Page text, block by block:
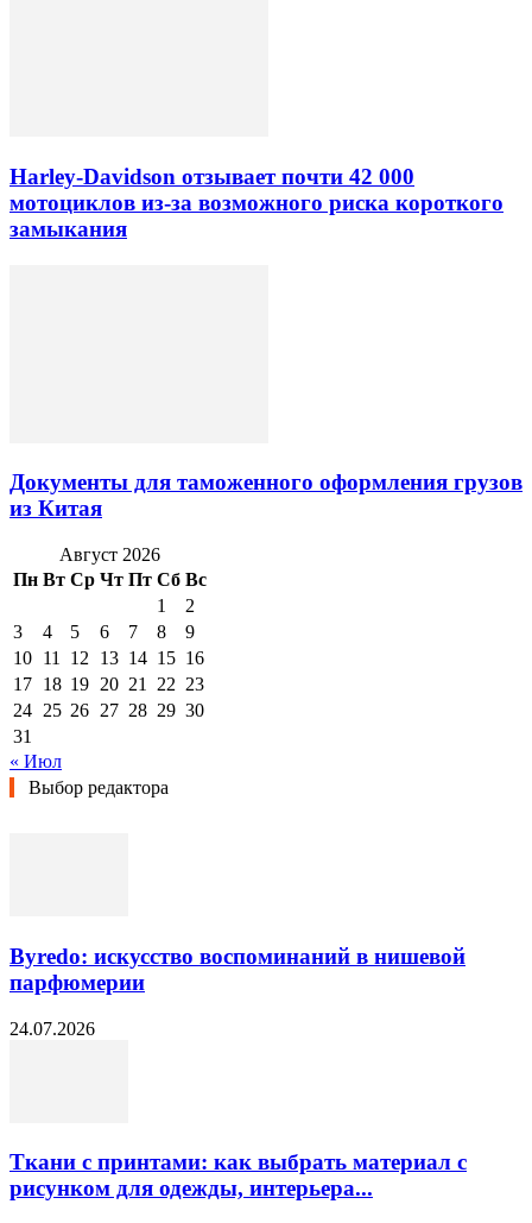
Harley-Davidson отзывает почти 42 000
мотоциклов из-за возможного риска короткого
замыкания
Документы для таможенного оформления грузов
из Китая
Август 2026
Пн Вт Ср Чт Пт Сб Вс
1
2
3
4 5 6 7 8
9
10 11 12 13 14 15 16
17 18 19 20 21 22 23
24 25 26 27 28 29 30
31
« Июл
Выбор редактора
Byredo: искусство воспоминаний в нишевой
парфюмерии
24.07.2026
Ткани с принтами: как выбрать материал с
рисунком для одежды, интерьера...